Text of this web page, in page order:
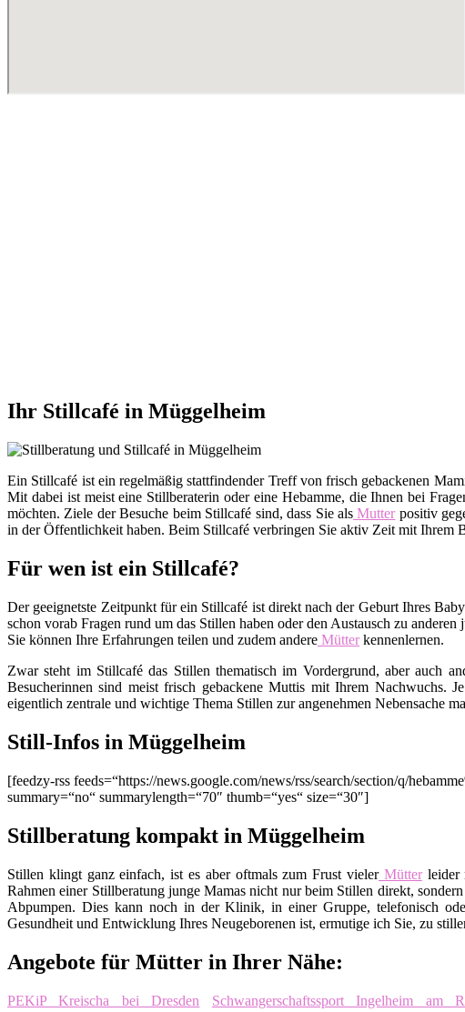
Ihr Stillcafé in Müggelheim
Ein Stillcafé ist ein regelmäßig stattfindender Treff von frisch gebackenen
Mit dabei ist meist eine Stillberaterin oder eine Hebamme, die Ihnen bei
möchten. Ziele der Besuche beim Stillcafé sind, dass Sie als Mutterpositiv
in der Öffentlichkeit haben. Beim Stillcafé verbringen Sie aktiv Zeit mit Ihrem
Für wen ist ein Stillcafé?
Der geeignetste Zeitpunkt für ein Stillcafé ist direkt nach der Geburt Ihres
schon vorab Fragen rund um das Stillen haben oder den Austausch zu
Sie können Ihre Erfahrungen teilen und zudem andere Mütterkennenlernen.
Zwar steht im Stillcafé das Stillen thematisch im Vordergrund, aber auch
Besucherinnen sind meist frisch gebackene Muttis mit Ihrem Nachwuchs.
eigentlich zentrale und wichtige Thema Stillen zur angenehmen Nebensache
Still-Infos in Müggelheim
[feedzy-rss feeds=“https://news.google.com/news/rss/search/section/q/
summary=“no“ summarylength=“70″ thumb=“yes“ size=“30″]
Stillberatung kompakt in Müggelheim
Stillen klingt ganz einfach, ist es aber oftmals zum Frust vielerMütterleider
Rahmen einer Stillberatung junge Mamas nicht nur beim Stillen direkt,
Abpumpen. Dies kann noch in der Klinik, in einer Gruppe, telefonisch
Gesundheit und Entwicklung Ihres Neugeborenen ist, ermutige ich Sie, zu
Angebote für Mütter in Ihrer Nähe:
PEKiP Kreischa bei Dresden Schwangerschaftssport Ingelheim am